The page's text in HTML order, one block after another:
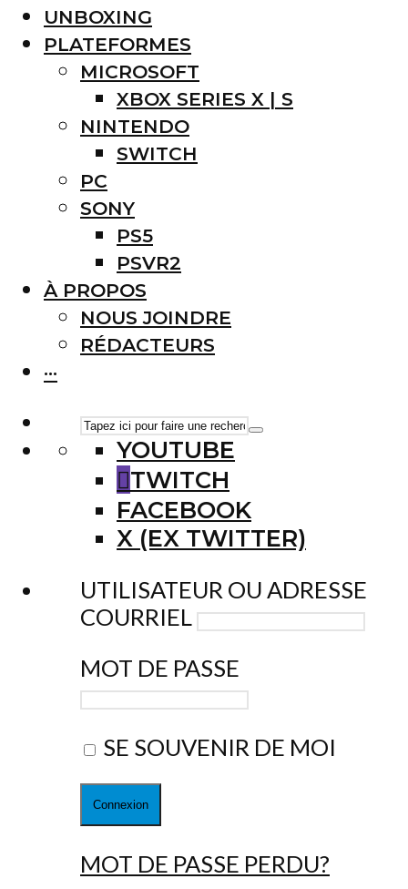
UNBOXING
PLATEFORMES
MICROSOFT
XBOX SERIES X | S
NINTENDO
SWITCH
PC
SONY
PS5
PSVR2
À PROPOS
NOUS JOINDRE
RÉDACTEURS
···
YOUTUBE
TWITCH
FACEBOOK
X (EX TWITTER)
UTILISATEUR OU ADRESSE
COURRIEL
MOT DE PASSE
SE SOUVENIR DE MOI
MOT DE PASSE PERDU?